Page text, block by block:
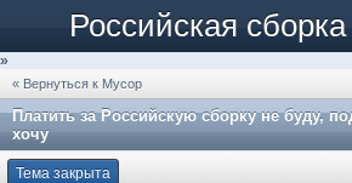
Российская
»
« Вернуться к Мусор
Платить за Российскую сборку не буду,
хочу
Тема закрыта